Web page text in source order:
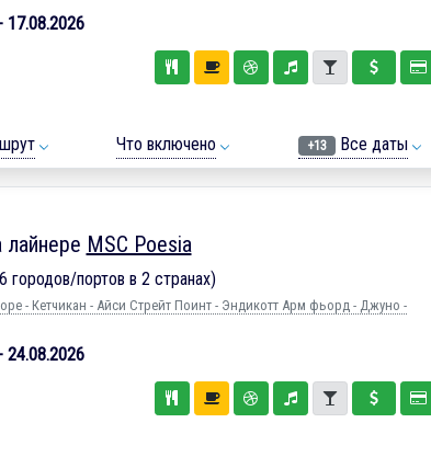
17.08.2026
Что включено +13 Все даты
лайнере MSC Poesia
городов/портов в 2 странах)
- Кетчикан - Айси Стрейт Поинт - Эндикотт Арм фьорд - Джуно -
24.08.2026